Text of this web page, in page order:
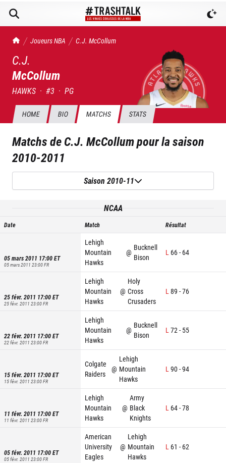
TrashTalk Actu NBA
Joueurs NBA C.J. McCollum
C.J.
McCollum
HAWKS · #3 · PG
HOME BIO MATCHS STATS
Matchs deC.J. McCollumpour la saison
2010-2011
Saison 2010-11
NCAA
Date Match Résultat
05 mars 2011 17:00ET
05 mars 2011 23:00FR
Lehigh
Mountain
Hawks
@
Bucknell
Bison
L 66- 64
25 févr. 2011 17:00ET
25 févr. 2011 23:00FR
Lehigh
Mountain
Hawks
@
Holy
Cross
Crusaders
L89 -76
22 févr. 2011 17:00ET
22 févr. 2011 23:00FR
Lehigh
Mountain
Hawks
@
Bucknell
Bison
L72- 55
15 févr. 2011 17:00ET
15 févr. 2011 23:00FR
Colgate
Raiders
@
Lehigh
Mountain
Hawks
L90-94
11 févr. 2011 17:00ET
11 févr. 2011 23:00FR
Lehigh
Mountain
Hawks
@
Army
Black
Knights
L 64-78
05 févr. 2011 17:00ET
05 févr. 2011 23:00FR
American
University
Eagles
@
Lehigh
Mountain
Hawks
L 61 - 62